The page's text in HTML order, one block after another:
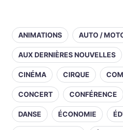
ANIMATIONS AUTO /
AUX DERNIÈRES NOUVELLES
CINÉMA CIRQUE
CONCERT CONFÉRENCE
DANSE ÉCONOMIE